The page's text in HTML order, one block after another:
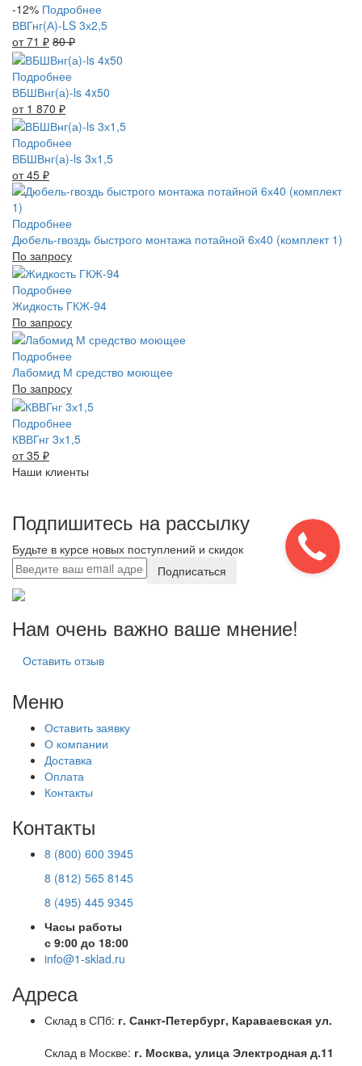
-12% Подробнее
ВВГнг(А)-LS 3х2,5
от 71 ₽ 80₽
Подробнее
ВБШВнг(а)-ls 4x50
от 1 870 ₽
Подробнее
ВБШВнг(а)-ls 3х1,5
от 45 ₽
Подробнее
Дюбель-гвоздь быстрого монтажа потайной 6х40 (комплект 1)
По запросу
Подробнее
Жидкость ГКЖ-94
По запросу
Подробнее
Лабомид М средство моющее
По запросу
Подробнее
КВВГнг 3х1,5
от 35 ₽
Наши клиенты
Подпишитесь на рассылку
Будьте в курсе новых поступлений и скидок
Подписаться
Нам очень важно ваше мнение!
Оставить отзыв
Меню
Оставить заявку
О компании
Доставка
Оплата
Контакты
Контакты
8 (800) 600 3945
8 (812) 565 8145
8 (495) 445 9345
Часы работы
с 9:00 до 18:00
info@1-sklad.ru
Адреса
Склад в СПб: г. Санкт-Петербург, Караваевская ул.
Склад в Москве: г. Москва, улица Электродная д.11